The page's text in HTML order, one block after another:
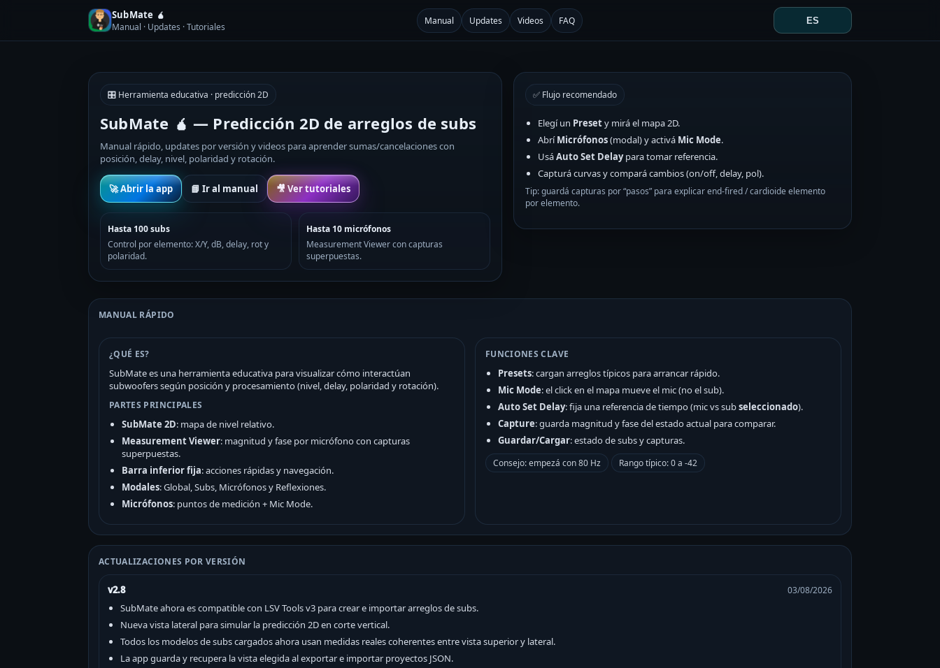
SubMate 🧉
Manual · Updates · Tutoriales
Manual Updates Videos FAQ ES
🎛️ Herramienta educativa · predicción 2D
SubMate 🧉 — Predicción 2D de arreglos de subs
Manual rápido, updates por versión y videos para aprender sumas/cancelaciones con
posición, delay, nivel, polaridad y rotación.
🚀 Abrir la app 📘 Ir al manual 🎥 Ver tutoriales
Hasta 100 subs
Control por elemento: X/Y, dB, delay, rot y
polaridad.
Hasta 10 micrófonos
Measurement Viewer con capturas
superpuestas.
✅ Flujo recomendado
Elegí un Presety mirá el mapa 2D.
AbríMicrófonos(modal) y activá Mic Mode.
UsáAuto Set Delaypara tomar referencia.
Capturá curvas y compará cambios (on/off, delay, pol).
Tip: guardá capturas por “pasos” para explicar end-fired / cardioide elemento
por elemento.
MANUAL RÁPIDO
¿QUÉ ES?
SubMate es una herramienta educativa para visualizar cómo interactúan
subwoofers según posición y procesamiento (nivel, delay, polaridad y rotación).
PARTES PRINCIPALES
SubMate 2D: mapa de nivel relativo.
Measurement Viewer: magnitud y fase por micrófono con capturas
superpuestas.
Barra inferior fija: acciones rápidas y navegación.
Modales: Global, Subs, Micrófonos y Reflexiones.
Micrófonos: puntos de medición + Mic Mode.
FUNCIONES CLAVE
Presets: cargan arreglos típicos para arrancar rápido.
Mic Mode: el click en el mapa mueve el mic (no el sub).
Auto Set Delay: fija una referencia de tiempo (mic vs subseleccionado).
Capture: guarda magnitud y fase del estado actual para comparar.
Guardar/Cargar: estado de subs y capturas.
Consejo: empezá con 80 Hz Rango típico: 0 a -42
ACTUALIZACIONES POR VERSIÓN
v2.8 03/08/2026
SubMate ahora es compatible con LSV Tools v3 para crear e importar arreglos de subs.
Nueva vista lateral para simular la predicción 2D en corte vertical.
Todos los modelos de subs cargados ahora usan medidas reales coherentes entre vista superior y lateral.
La app guarda y recupera la vista elegida al exportar e importar proyectos JSON.